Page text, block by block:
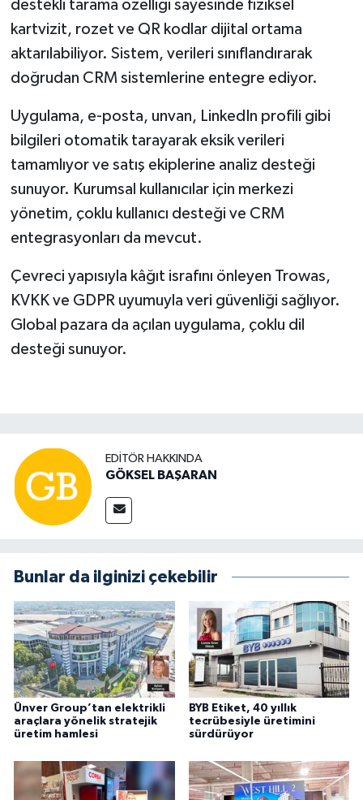
destekli tarama özelliği sayesinde fiziksel
kartvizit, rozet ve QR kodlar dijital ortama
aktarılabiliyor. Sistem, verileri sınıflandırarak
doğrudan CRM sistemlerine entegre ediyor.
Uygulama, e-posta, unvan, LinkedIn profili gibi
bilgileri otomatik tarayarak eksik verileri
tamamlıyor ve satış ekiplerine analiz desteği
sunuyor. Kurumsal kullanıcılar için merkezi
yönetim, çoklu kullanıcı desteği ve CRM
entegrasyonları da mevcut.
Çevreci yapısıyla kâğıt israfını önleyen Trowas,
KVKK ve GDPR uyumuyla veri güvenliği sağlıyor.
Global pazara da açılan uygulama, çoklu dil
desteği sunuyor.
EDITÖR HAKKINDA
GÖKSEL BAŞARAN
Bunlar da ilginizi çekebilir
Ünver Group’tan elektrikli
araçlara yönelik stratejik
üretim hamlesi
BYB Etiket, 40 yıllık
tecrübesiyle üretimini
sürdürüyor